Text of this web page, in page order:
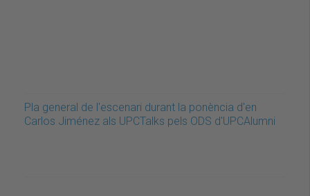
Pla general de l'escenari durant la ponència d'en
Carlos Jiménez als UPCTalks pels ODS d'UPCAlumni